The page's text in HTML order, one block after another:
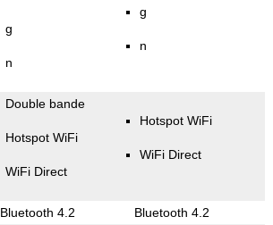
g
n
g
n
Double bande
Hotspot WiFi
WiFi Direct
Hotspot WiFi
WiFi Direct
Bluetooth 4.2 Bluetooth 4.2